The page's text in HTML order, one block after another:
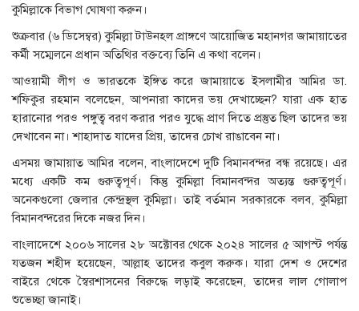
কুমিল্লাকে বিভাগ ঘোষণা করুন।
শুক্রবার (৬ ডিসেম্বর) কুমিল্লা টাউনহল প্রাঙ্গণে আয়োজিত মহানগর জামায়াতের
কর্মী সম্মেলনে প্রধান অতিথির বক্তব্যে তিনি এ কথা বলেন।
আওয়ামী লীগ ও ভারতকে ইঙ্গিত করে জামায়াতে ইসলামীর আমির ডা.
শফিকুর রহমান বলেছেন, আপনারা কাদের ভয় দেখাচ্ছেন? যারা এক হাত
হারানোর পরও পঙ্গুত্ব বরণ করার পরও যুদ্ধে প্রাণ দিতে প্রস্তুত ছিল তাদের ভয়
দেখাবেন না। শাহাদাত যাদের প্রিয়, তাদের চোখ রাঙাবেন না।
এসময় জামায়াত আমির বলেন, বাংলাদেশে দুটি বিমানবন্দর বন্ধ রয়েছে। এর
মধ্যে একটি কম গুরুত্বপূর্ণ। কিন্তু কুমিল্লা বিমানবন্দর অত্যন্ত গুরুত্বপূর্ণ।
অনেকগুলো জেলার কেন্দ্রস্থল কুমিল্লা। তাই বর্তমান সরকারকে বলব, কুমিল্লা
বিমানবন্দরের দিকে নজর দিন।
বাংলাদেশে ২০০৬ সালের ২৮ অক্টোবর থেকে ২০২৪ সালের ৫ আগস্ট পর্যন্ত
যতজন শহীদ হয়েছেন, আল্লাহ তাদের কবুল করুক। যারা দেশ ও দেশের
বাইরে থেকে স্বৈরশাসনের বিরুদ্ধে লড়াই করেছেন, তাদের লাল গোলাপ
শুভেচ্ছা জানাই।